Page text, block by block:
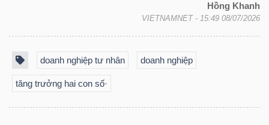
Hồng Khanh
VIETNAMNET - 15:49 08/07/2026
doanh nghiệp tư nhân doanh nghiệp
tăng trưởng hai con số·
SỨC